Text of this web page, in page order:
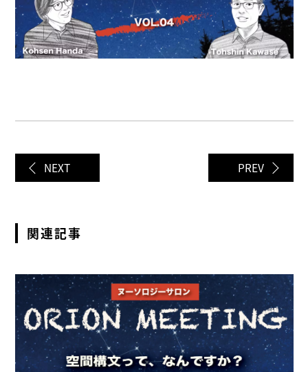
NEXT PREV
関連記事